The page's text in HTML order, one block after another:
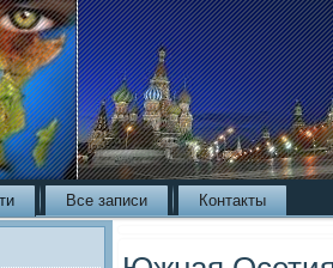
Все записи Контакты